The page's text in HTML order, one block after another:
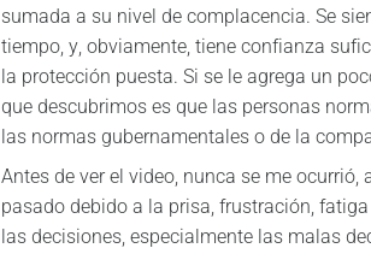
sumada a su nivel de complacencia. Se
tiempo, y, obviamente, tiene confianza
la protección puesta. Si se le agrega un
que descubrimos es que las personas
las normas gubernamentales o de la
Antes de ver el video, nunca se me
pasado debido a la prisa, frustración,
las decisiones, especialmente las malas